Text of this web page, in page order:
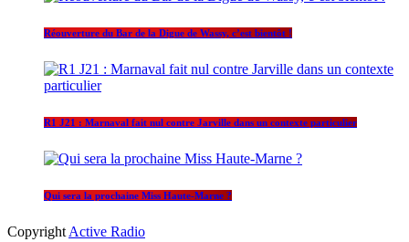
Réouverture du Bar de la Digue de Wassy, c’est bientôt !
R1 J21 : Marnaval fait nul contre Jarville dans un contexte particulier
Qui sera la prochaine Miss Haute-Marne ?
Copyright Active Radio